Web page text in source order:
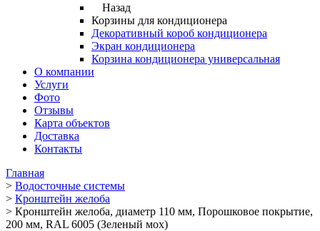
Назад
Корзины для кондиционера
Декоративный короб кондиционера
Экран кондиционера
Корзина кондиционера универсальная
О компании
Услуги
Фото
Отзывы
Карта объектов
Доставка
Контакты
Главная
> Водосточные системы
> Кронштейн желоба
> Кронштейн желоба, диаметр 110 мм, Порошковое покрытие,
200 мм, RAL 6005 (Зеленый мох)